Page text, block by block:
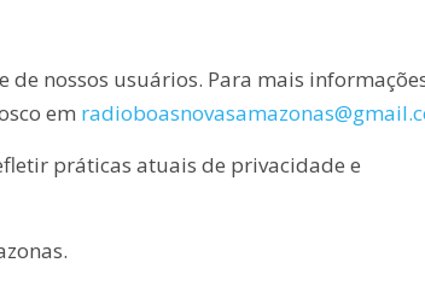
nossos usuários. Para mais
em
práticas atuais de privacidade e